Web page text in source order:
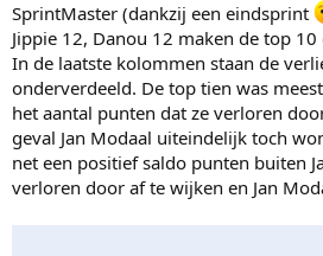
SprintMaster (dankzij een eindsprint
Jippie 12, Danou 12 maken de top 10
In de laatste kolommen staan de
onderverdeeld. De top tien was
het aantal punten dat ze verloren
geval Jan Modaal uiteindelijk toch
net een positief saldo punten buiten
verloren door af te wijken en Jan